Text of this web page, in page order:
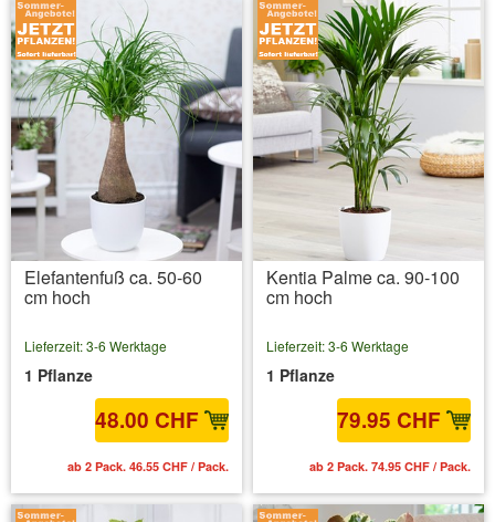
Elefantenfuß ca. 50-60
cm hoch
Lieferzeit: 3-6 Werktage
1 Pflanze
48.00 CHF
ab 2 Pack. 46.55 CHF / Pack.
Kentia Palme ca. 90-100
cm hoch
Lieferzeit: 3-6 Werktage
1 Pflanze
79.95 CHF
ab 2 Pack. 74.95 CHF / Pack.